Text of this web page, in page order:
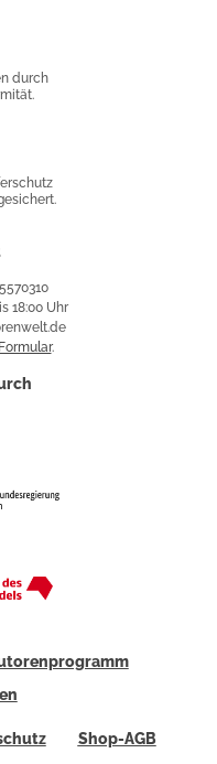
durch
18:00 Uhr
.
Shop-AGB